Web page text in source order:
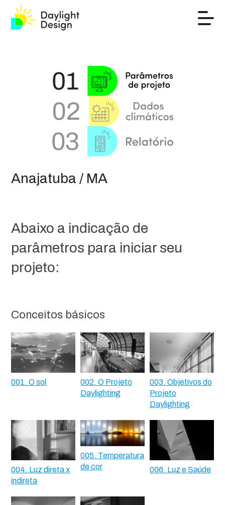
Anajatuba / MA
Abaixo a indicação de
parâmetros para iniciar seu
projeto:
Conceitos básicos
001. O sol
002. O Projeto
Daylighting
003. Objetivos do
Projeto
Daylighting
004. Luz direta x
indireta
005. Temperatura
de cor
006. Luz e Saúde